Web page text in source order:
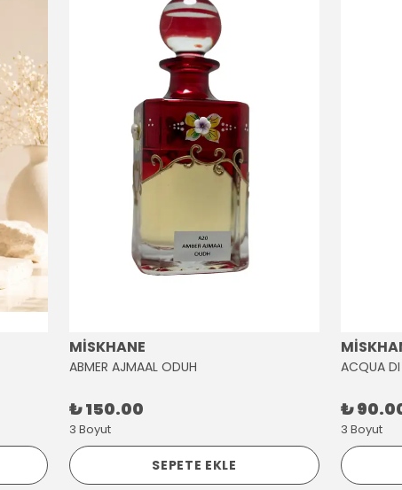
MİSKHANE
ABMER AJMAAL ODUH
₺ 150.00
3 Boyut
SEPETE EKLE
ACQUA
₺
3 Boyut